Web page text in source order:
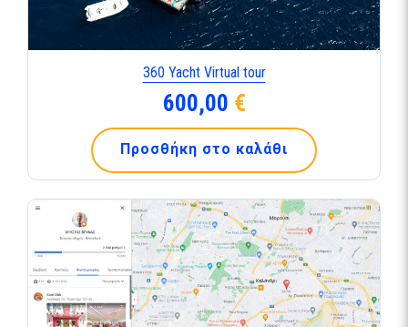
360 Yacht Virtual tour
600,00 €
Προσθήκη στο καλάθι